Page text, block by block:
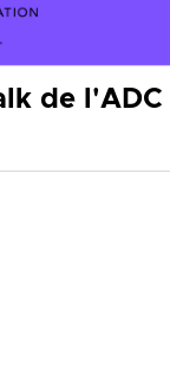
de l'ADC